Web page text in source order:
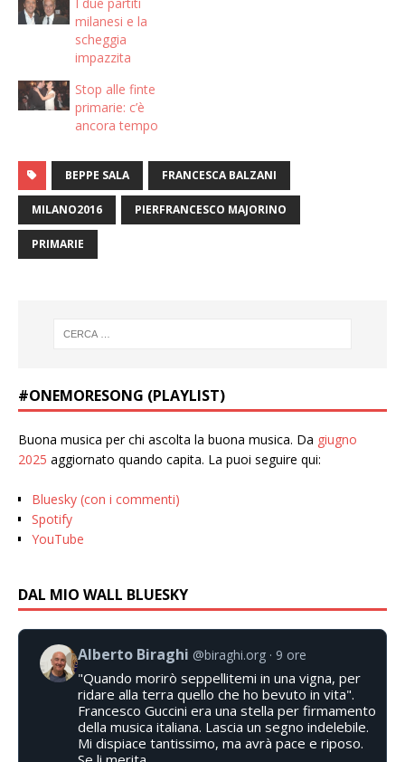
milanesi e la
scheggia
impazzita
Stop alle finte
primarie: c’è
ancora tempo
BEPPE SALA FRANCESCA BALZANI
MILANO2016 PIERFRANCESCO MAJORINO
PRIMARIE
#ONEMORESONG (PLAYLIST)
Buona musica per chi ascolta la buona musica. Da giugno
2025 aggiornato quando capita. La puoi seguire qui:
Bluesky (con i commenti)
Spotify
YouTube
DAL MIO WALL BLUESKY
Alberto Biraghi @biraghi.org 9 ore
"Quando morirò seppellitemi in una vigna, per
ridare alla terra quello che ho bevuto in vita".
Francesco Guccini era una stella per firmamento
della musica italiana. Lascia un segno indelebile.
Mi dispiace tantissimo, ma avrà pace e riposo.